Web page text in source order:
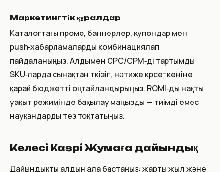
Маркетингтік құралдар
Каталогтағы промо, баннерлер, купондар мен
push‑хабарламаларды комбинациялап
пайдаланыңыз. Алдымен CPC/CPM‑ді тартымды
SKU‑ларда сынақтан өткізіп, нәтиже көрсеткеніне
қарай бюджетті оңтайландырыңыз. ROMI‑ды нақты
уақыт режимінде бақылау маңызды — тиімді емес
науқандарды тез тоқтатыңыз.
Келесі Kaspi Жумаға дайындық
Дайындықты алдын ала бастаңыз: жарты жыл және